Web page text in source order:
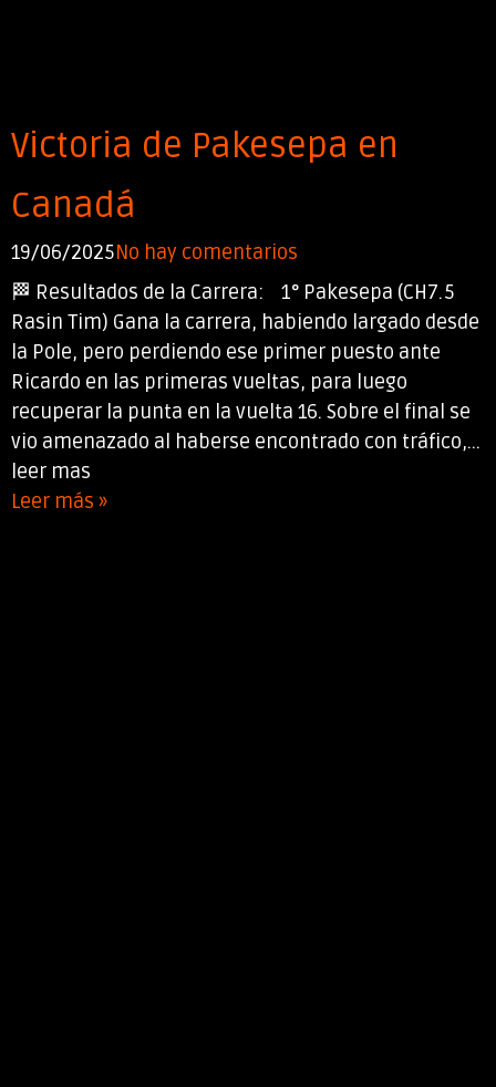
Victoria de Pakesepa en
Canadá
19/06/2025No hay comentarios
🏁 Resultados de la Carrera: 1° Pakesepa (CH7.5
Rasin Tim) Gana la carrera, habiendo largado desde
la Pole, pero perdiendo ese primer puesto ante
Ricardo en las primeras vueltas, para luego
recuperar la punta en la vuelta 16. Sobre el final se
vio amenazado al haberse encontrado con tráfico,...
leer mas
Leer más »